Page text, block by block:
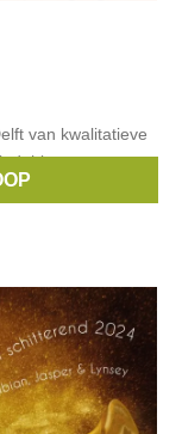
van kwalitatieve
hier oa.:
en accessoires.